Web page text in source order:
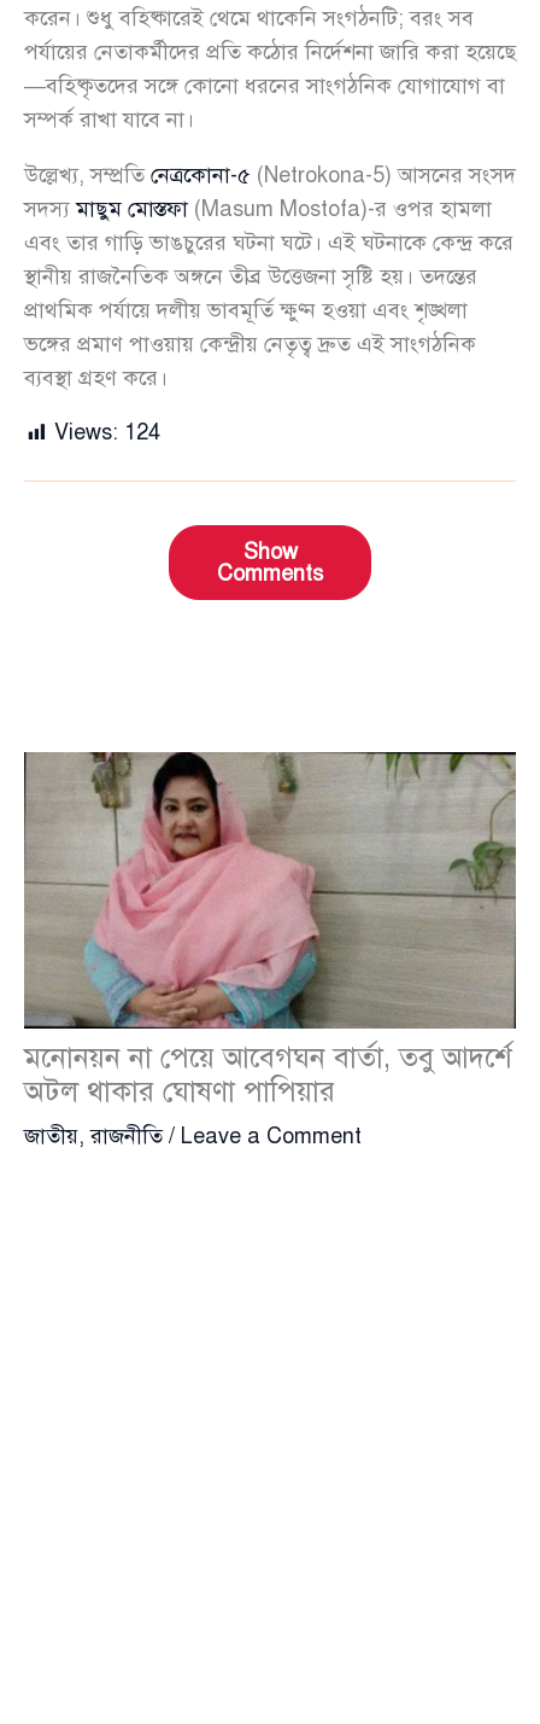
করেন। শুধু বহিষ্কারেই থেমে থাকেনি সংগঠনটি; বরং সব
পর্যায়ের নেতাকর্মীদের প্রতি কঠোর নির্দেশনা জারি করা হয়েছে
—বহিষ্কৃতদের সঙ্গে কোনো ধরনের সাংগঠনিক যোগাযোগ বা
সম্পর্ক রাখা যাবে না।
উল্লেখ্য, সম্প্রতি নেত্রকোনা-৫ (Netrokona-5) আসনের সংসদ
সদস্যমাছুম মোস্তফা (Masum Mostofa)-র ওপর হামলা
এবং তার গাড়ি ভাঙচুরের ঘটনা ঘটে। এই ঘটনাকে কেন্দ্র করে
স্থানীয় রাজনৈতিক অঙ্গনে তীব্র উত্তেজনা সৃষ্টি হয়। তদন্তের
প্রাথমিক পর্যায়ে দলীয় ভাবমূর্তি ক্ষুণ্ন হওয়া এবং শৃঙ্খলা
ভঙ্গের প্রমাণ পাওয়ায় কেন্দ্রীয় নেতৃত্ব দ্রুত এই সাংগঠনিক
ব্যবস্থা গ্রহণ করে।
Views: 124
Show
Comments
মনোনয়ন না পেয়ে আবেগঘন বার্তা, তবু আদর্শে
অটল থাকার ঘোষণা পাপিয়ার
জাতীয়,রাজনীতি/ Leave a Comment